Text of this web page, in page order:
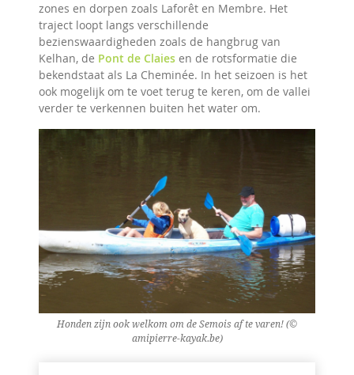
zones en dorpen zoals Laforêt en Membre. Het
traject loopt langs verschillende
bezienswaardigheden zoals de hangbrug van
Kelhan, de Pont de Claies en de rotsformatie die
bekendstaat als La Cheminée. In het seizoen is het
ook mogelijk om te voet terug te keren, om de vallei
verder te verkennen buiten het water om.
Honden zijn ook welkom om de Semois af te varen! (©
amipierre-kayak.be)